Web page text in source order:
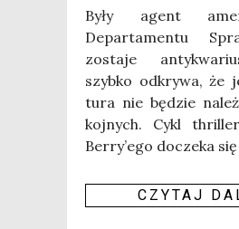
Były agent
Depar­ta­men­tu
zosta­je
szyb­ko odkry­wa, że
tu­ra nie będzie
koj­nych. Cykl
Berry’ego docze­ka
CZY­TAJ